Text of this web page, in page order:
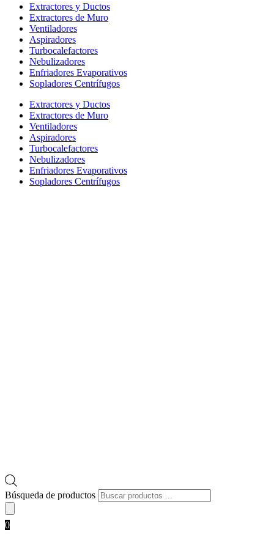
Extractores y Ductos
Extractores de Muro
Ventiladores
Aspiradores
Turbocalefactores
Nebulizadores
Enfriadores Evaporativos
Sopladores Centrífugos
Extractores y Ductos
Extractores de Muro
Ventiladores
Aspiradores
Turbocalefactores
Nebulizadores
Enfriadores Evaporativos
Sopladores Centrífugos
Búsqueda de productos
0